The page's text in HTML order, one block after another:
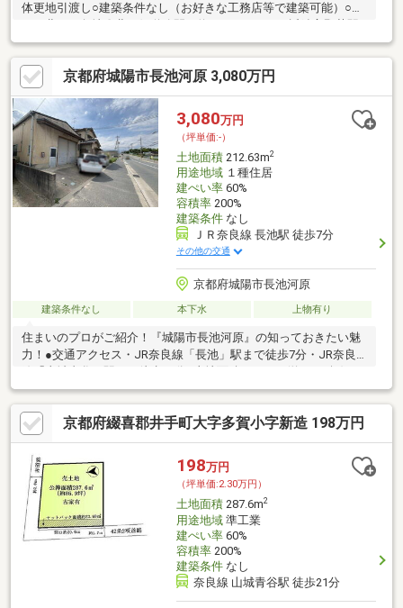
体更地引渡し○建築条件なし（お好きな工務店等で建築可能）○南
徒歩約１７分 ＪＲ長池駅まで徒歩約１４分〇前面道路との高低
差が少ない土地です～近隣施設～堀口第１公園まで徒歩約１分ア
ルプラザ城陽まで徒歩約８分
京都府城陽市長池河原 3,080万円
3,080万円
（坪単価:-）
土地面積212.63m2
用途地域１種住居
建ぺい率60%
容積率200%
建築条件なし
ＪＲ奈良線 長池駅 徒歩7分
その他の交通
京都府城陽市長池河原
建築条件なし 本下水 上物有り
住まいのプロがご紹介！『城陽市長池河原』の知っておきたい魅
力！●交通アクセス・JR奈良線「長池」駅まで徒歩7分・JR奈良
第一種住居地域内に位置しています。●建ぺい率60%、容積率は
200%。●お好きなハウスメーカー・工務店をご利用いただけま
す。●建築可能な建物プラン例など、詳しくはお気軽にお問い合
わせください。●周辺環境・富野小学校：徒歩14分(約1100m)・南
城陽中学校：徒歩13分(約990m)・セブンイレブン城陽長池店：徒
歩1分(約60m)・城陽長池郵便局：徒歩6分(約440m)
京都府綴喜郡井手町大字多賀小字新造 198万円
198万円
（坪単価:2.30万円）
土地面積287.6m2
用途地域準工業
建ぺい率60%
容積率200%
建築条件なし
奈良線 山城青谷駅 徒歩21分